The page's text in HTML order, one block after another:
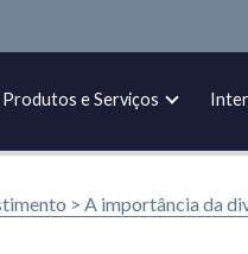
Produtos e Serviços
> A importância da